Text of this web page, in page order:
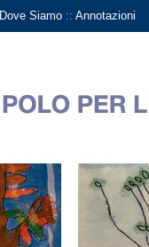
Dove Siamo :: Annotazioni